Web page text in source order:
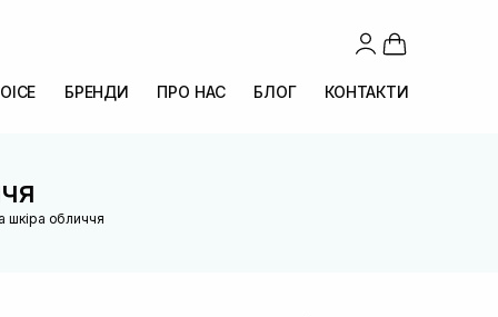
БРЕНДИ ПРО НАС БЛОГ КОНТАКТИ
шкіра обличчя